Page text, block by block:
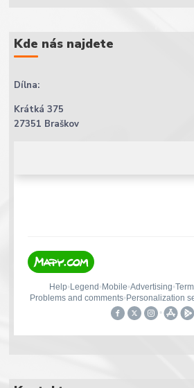
Kde nás najdete
Dílna:
Krátká 375
27351 Braškov